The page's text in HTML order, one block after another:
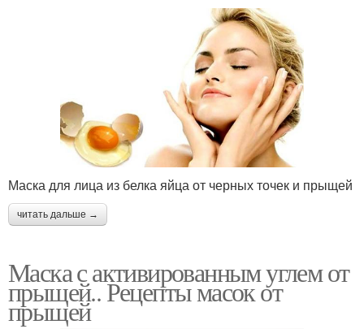
Сода против прыщей
Маски против прыщей Яичная маска
Пленочные маски
Маски из угля Маска из угля
Маска для лица из белка яйца от черных точек и прыщей
читать дальше →
Маска с активированным углем от
прыщей.. Рецепты масок от
прыщей